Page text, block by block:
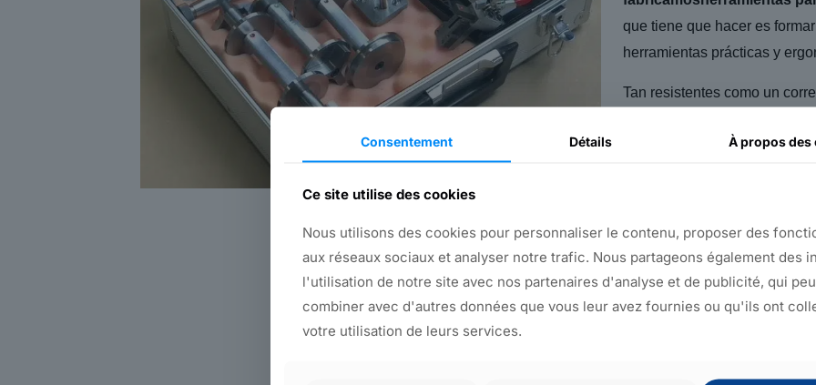
que tiene que hacer es
herramientas prácticas y
Tan resistentes como un
arquero olímpico y tan
horquillas pueden
departamento de
fondo, nuestras horquillas
Optar por nuestras
mejores jueces para sus
calidad se convierten en
la que cada actuación se
Consentement Détails À proposdes
Ce site utilise des cookies
Nous utilisons des cookies pour personnaliser le contenu, proposer des
aux réseaux sociaux et analyser notre trafic. Nous partageons également des
l'utilisation de notre site avec nos partenaires d'analyse et de publicité, qui
combiner avec d'autres données que vous leur avez fournies ou qu'ils ont
votre utilisation de leurs services.